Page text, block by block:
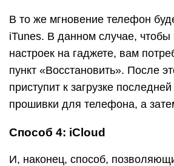
В то же мгновение телефон
iTunes. В данном случае, чтобы
настроек на гаджете, вам
пункт «Восстановить». После
приступит к загрузке
прошивки для телефона, а
Способ 4: iCloud
И, наконец, способ,